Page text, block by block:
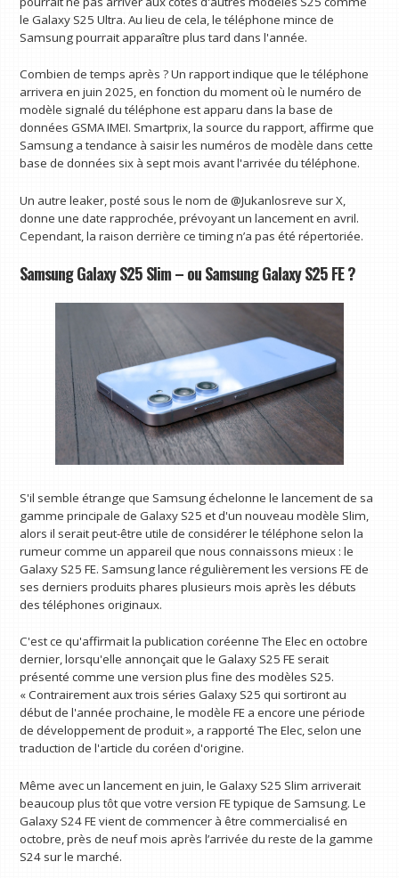
le Galaxy S25 Ultra. Au lieu de cela, le téléphone mince de
Samsung pourrait apparaître plus tard dans l'année.
Combien de temps après ? Un rapport indique que le téléphone
arrivera en juin 2025, en fonction du moment où le numéro de
modèle signalé du téléphone est apparu dans la base de
données GSMA IMEI. Smartprix, la source du rapport, affirme que
Samsung a tendance à saisir les numéros de modèle dans cette
base de données six à sept mois avant l'arrivée du téléphone.
Un autre leaker, posté sous le nom de @Jukanlosreve sur X,
donne une date rapprochée, prévoyant un lancement en avril.
Cependant, la raison derrière ce timing n’a pas été répertoriée.
Samsung Galaxy S25 Slim – ou Samsung Galaxy S25 FE ?
S'il semble étrange que Samsung échelonne le lancement de sa
gamme principale de Galaxy S25 et d'un nouveau modèle Slim,
alors il serait peut-être utile de considérer le téléphone selon la
rumeur comme un appareil que nous connaissons mieux : le
Galaxy S25 FE. Samsung lance régulièrement les versions FE de
ses derniers produits phares plusieurs mois après les débuts
des téléphones originaux.
C'est ce qu'affirmait la publication coréenne The Elec en octobre
dernier, lorsqu'elle annonçait que le Galaxy S25 FE serait
présenté comme une version plus fine des modèles S25.
« Contrairement aux trois séries Galaxy S25 qui sortiront au
début de l'année prochaine, le modèle FE a encore une période
de développement de produit », a rapporté The Elec, selon une
traduction de l'article du coréen d'origine.
Même avec un lancement en juin, le Galaxy S25 Slim arriverait
beaucoup plus tôt que votre version FE typique de Samsung. Le
Galaxy S24 FE vient de commencer à être commercialisé en
octobre, près de neuf mois après l’arrivée du reste de la gamme
S24 sur le marché.